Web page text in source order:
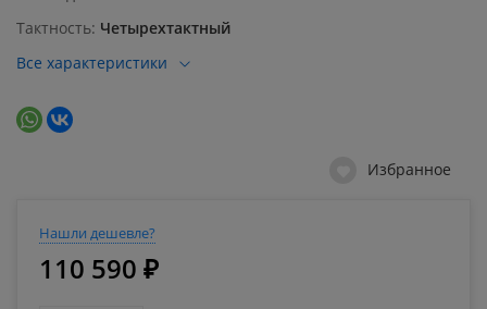
Тактность Четырехтактный
Все характеристики
Избранное
Нашли дешевле?
110 590 ₽